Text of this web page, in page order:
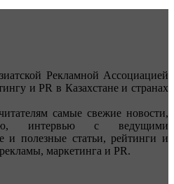
Рекламной Ассоциацией
и PR в Казахстане и странах
самые свежие новости,
интервью с ведущими
и полезные статьи, рейтинги и
маркетинга и PR.